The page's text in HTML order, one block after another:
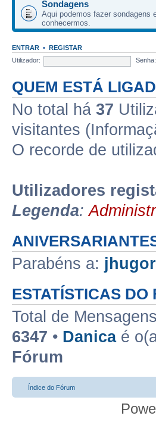
Sondagens
Aqui podemos fazer sondagens
conhecermos.
ENTRAR • REGISTAR
Utilizador:
Senha:
QUEM ESTÁ
No total há 37
visitantes
O recorde de
Utilizadores
Legenda:
Parabéns a: jhugor
ESTATÍSTICAS DO
Total de Mensagens
6347 • Danicaé
Fórum
Índice do Fórum